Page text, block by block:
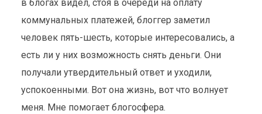
в блогах видел, стоя в очереди на оплату
коммунальных платежей, блоггер заметил
человек пять-шесть, которые интересовались, а
есть ли у них возможность снять деньги. Они
получали утвердительный ответ и уходили,
успокоенными. Вот она жизнь, вот что волнует
меня. Мне помогает блогосфера.